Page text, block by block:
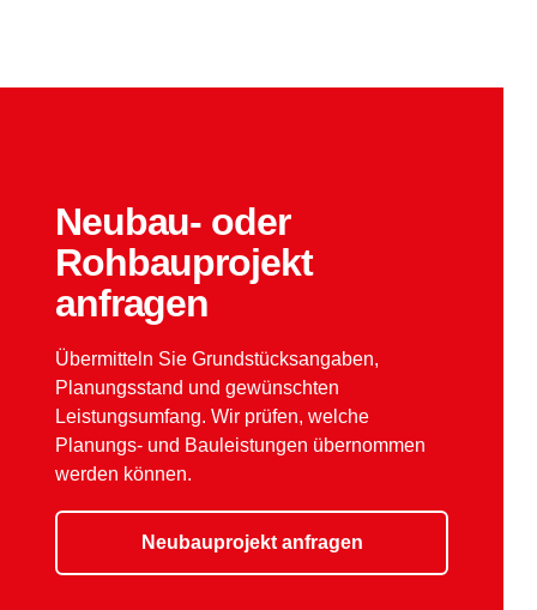
Neubau- oder
Rohbauprojekt
anfragen
Übermitteln Sie Grundstücksangaben,
Planungsstand und gewünschten
Leistungsumfang. Wir prüfen, welche
Planungs- und Bauleistungen übernommen
werden können.
Neubauprojekt anfragen